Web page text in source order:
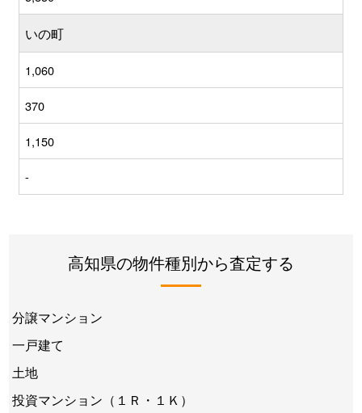
いの町
1,060
370
1,150
-
高知県の物件種別から査定する
分譲マンション
一戸建て
土地
投資マンション（１Ｒ・１Ｋ）